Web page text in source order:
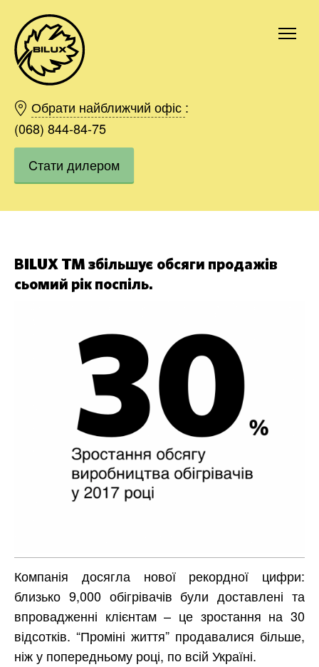
Обрати найближчий офіс :
(068) 844-84-75
Cтати дилером
BILUX TM збільшує обсяги продажів
сьомий рік поспіль.
Компанія досягла нової рекордної цифри:
близько 9,000 обігрівачів були доставлені та
впровадженні клієнтам – це зростання на 30
відсотків. “Проміні життя” продавалися більше,
ніж у попередньому році, по всій Україні.
Київ
Харків
Одесса
Дніпро
Івано-Франківськ
Область
Замовити